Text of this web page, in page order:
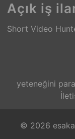
Açık iş
Short Video
yeteneğini
© 2026